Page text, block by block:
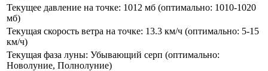
Текущее давление на точке: 1012 мб (оптимально: 1010-1020
мб)
Текущая скорость ветра на точке: 13.3 км/ч (оптимально: 5-15
км/ч)
Текущая фаза луны: Убывающий серп (оптимально:
Новолуние, Полнолуние)